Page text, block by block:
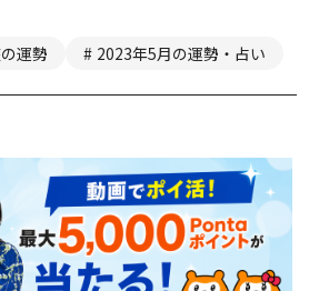
運勢 2023年5月の運勢・占い